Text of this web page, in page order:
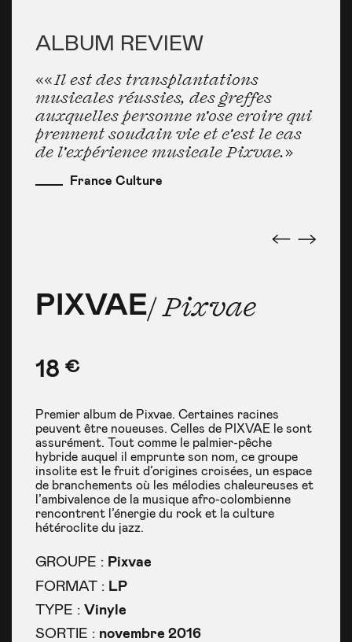
ALBUM REVIEW
«« Il est des transplantations
musicales réussies, des greffes
auxquelles personne n'ose croire qui
prennent soudain vie et c'est le cas
de l'expérience musicale Pixvae.»
France Culture
PIXVAE/ Pixvae
PIXVAE/ Pixvae
PIXVAE/ Pixvae
18 €
Premier album de Pixvae. Certaines racines
peuvent être noueuses. Celles de PIXVAE le sont
assurément. Tout comme le palmier-pêche
hybride auquel il emprunte son nom, ce groupe
insolite est le fruit d’origines croisées, un espace
de branchements où les mélodies chaleureuses et
l’ambivalence de la musique afro-colombienne
rencontrent l’énergie du rock et la culture
hétéroclite du jazz.
GROUPE : Pixvae
FORMAT : LP
TYPE : Vinyle
SORTIE : novembre 2016